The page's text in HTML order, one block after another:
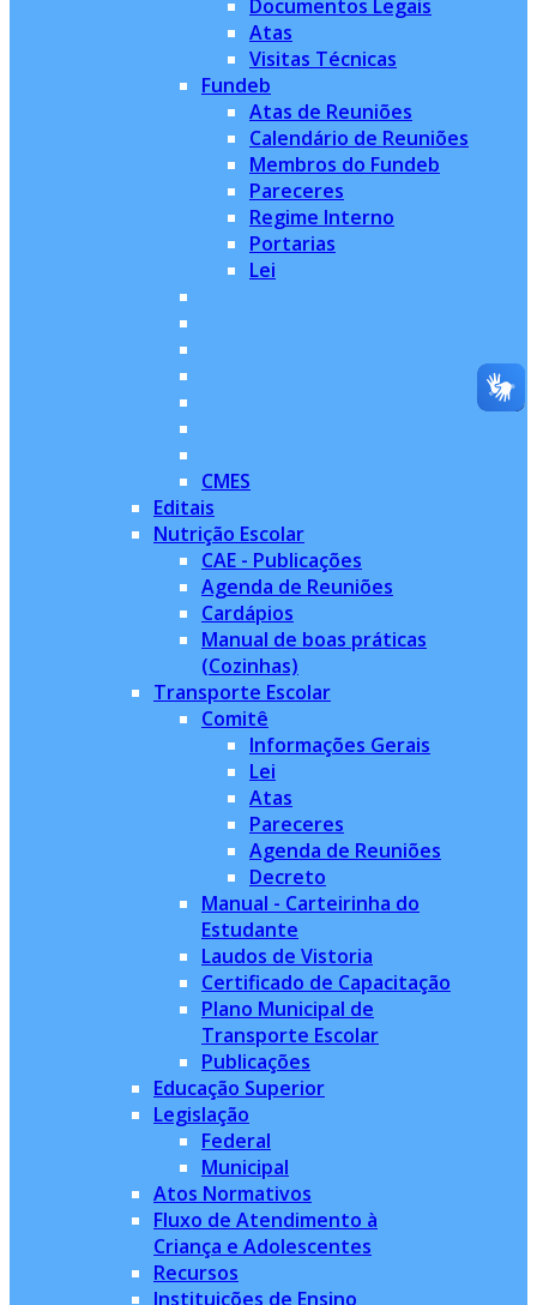
Documentos Legais
Atas
Visitas Técnicas
Fundeb
Atas de Reuniões
Calendário de Reuniões
Membros do Fundeb
Pareceres
Regime Interno
Portarias
Lei
CMES
Editais
Nutrição Escolar
CAE - Publicações
Agenda de Reuniões
Cardápios
Manual de boas práticas
(Cozinhas)
Transporte Escolar
Comitê
Informações Gerais
Lei
Atas
Pareceres
Agenda de Reuniões
Decreto
Manual - Carteirinha do
Estudante
Laudos de Vistoria
Certificado de Capacitação
Plano Municipal de
Transporte Escolar
Publicações
Educação Superior
Legislação
Federal
Municipal
Atos Normativos
Fluxo de Atendimento à
Criança e Adolescentes
Recursos
Instituições de Ensino